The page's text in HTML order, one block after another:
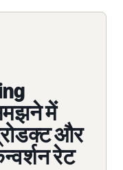
में
और
रेट